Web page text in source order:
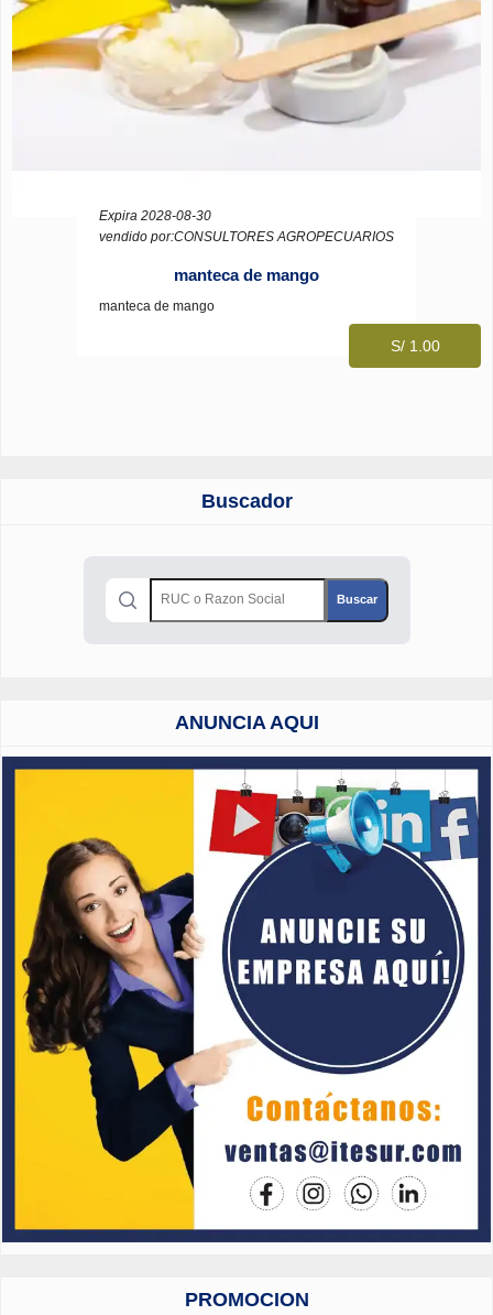
Expira 2028-08-30
vendido por:CONSULTORES AGROPECUARIOS
manteca de mango
manteca de mango
S/ 1.00
Buscador
ANUNCIA AQUI
PROMOCION